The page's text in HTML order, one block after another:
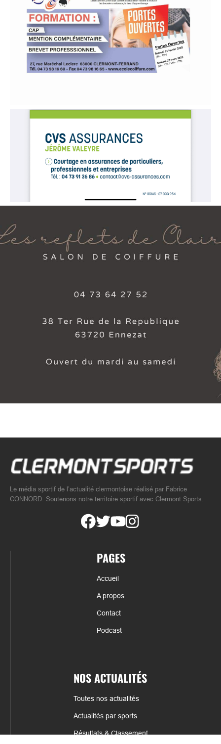
Le média sportif de l’actualité clermontoise réalisé par Fabrice
CONNORD. Soutenons notre territoire sportif avec Clermont Sports.
PAGES
Accueil
A propos
Contact
Podcast
NOS ACTUALITÉS
Toutes nos actualités
Actualités par sports
Résultats & Classement